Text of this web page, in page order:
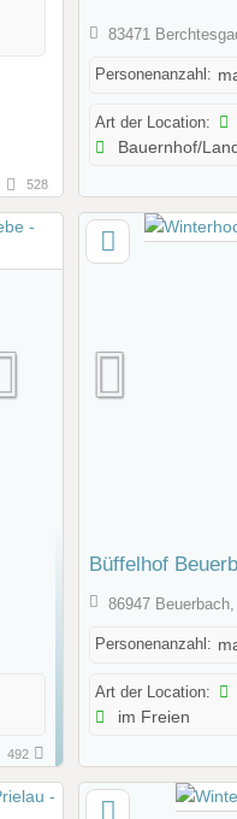
528
83471
Personenanzahl:
Art der Location:
Bauernhof/
492
Büffelhof
86947
Personenanzahl:
Art der Location:
im Freien